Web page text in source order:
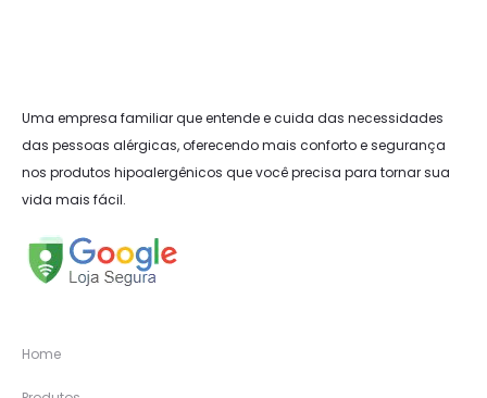
Uma empresa familiar que entende e cuida das necessidades
das pessoas alérgicas, oferecendo mais conforto e segurança
nos produtos hipoalergênicos que você precisa para tornar sua
vida mais fácil.
Home